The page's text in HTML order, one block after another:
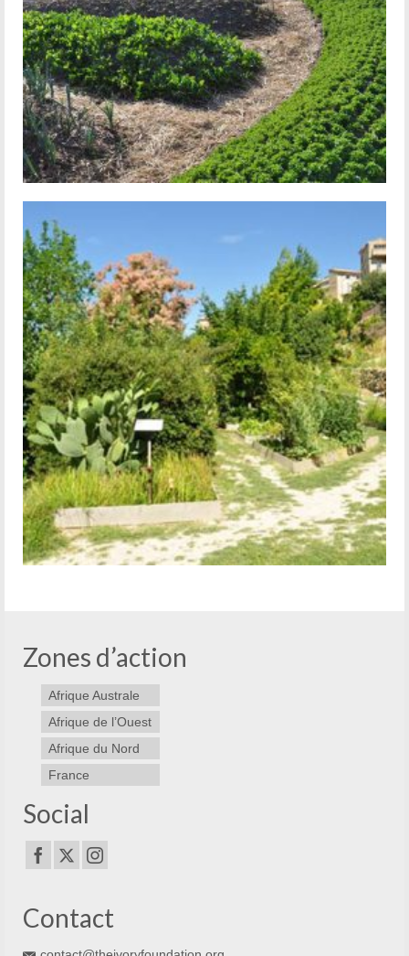
Zones d’action
Afrique Australe
Afrique de l’Ouest
Afrique du Nord
France
Social
Contact